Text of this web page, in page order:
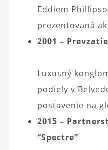
Eddiem
prezentovaná
2001 –
Luxusný
podiely v
postavenie na
2015 –
“Spectre”